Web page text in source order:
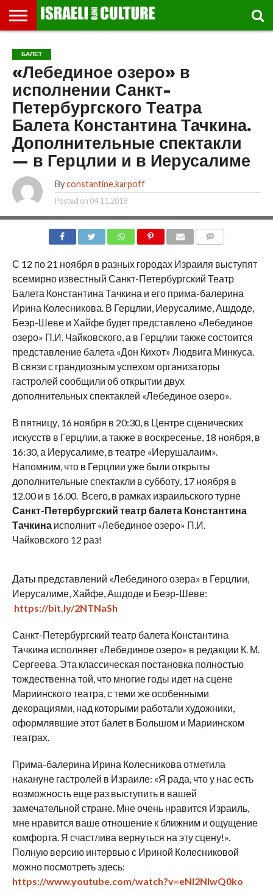
МУЗЕИ
СТРАНА
ФЕСТИВАЛЕЙ
ТЕАТР
КНИГИ.
ТЕКСТЫ
МУЗЫКА
РЕЛИГИЯ/
ИСТОРИЯ
ДВИЖЕНИЕ
ДЕТИ
ВЫХОДНОГО
ДНЯ
МАРШРУТЫ
ПРОГУЛЬЩИКА
ВИДЕО-
РЕЧИ
ВПЕЧАТЛЕНИЯ
ВСТРЕЧИ
И
ЛЕКЦИИ
ИНТЕРВЬЮ
КИНО
TEL
AVIV
GLOBAL
БАЛЕТ
«Лебединое озеро» в
исполнении Санкт-
Петербургского Театра
Балета Константина Тачкина.
Дополнительные спектакли
— в Герцлии и в Иерусалиме
By constantine.karpoff
Posted on 04.11.2018
С 12 по 21 ноября в разных городах Израиля выступят
всемирно известный Санкт-Петербургский Театр
Балета Константина Тачкина и его прима-балерина
Ирина Колесникова. В Герцлии, Иерусалиме, Ашдоде,
Беэр-Шеве и Хайфе будет представлено «Лебединое
озеро» П.И. Чайковского, а в Герцлии также состоится
представление балета «Дон Кихот» Людвига Минкуса.
В связи с грандиозным успехом организаторы
гастролей сообщили об открытии двух
дополнительных спектаклей «Лебединое озеро».
В пятницу, 16 ноября в 20:30, в Центре сценических
искусств в Герцлии, а также в воскресенье, 18 ноября, в
16:30, а Иерусалиме, в театре «Иерушалаим».
Напомним, что в Герцлии уже были открыты
дополнительные спектакли в субботу, 17 ноября в
12.00 и в 16.00. Всего, в рамках израильского турне
Санкт-Петербургский театр балета Константина
Тачкинаисполнит «Лебединое озеро» П.И.
Чайковского 12 раз!
Даты представлений «Лебединого озера» в Герцлии,
Иерусалиме, Хайфе, Ашдоде и Беэр-Шеве:
https://bit.ly/2NTNaSh
Санкт-Петербургский театр балета Константина
Тачкина исполняет «Лебединое озеро» в редакции К. М.
Сергеева. Эта классическая постановка полностью
тождественна той, что многие годы идет на сцене
Мариинского театра, с теми же особенными
декорациями, над которыми работали художники,
оформлявшие этот балет в Большом и Мариинском
театрах.
Прима-балерина Ирина Колесникова отметила
накануне гастролей в Израиле: «Я рада, что у нас есть
возможность еще раз выступить в вашей
замечательной стране. Мне очень нравится Израиль,
мне нравится ваше отношение к ближним и ощущение
комфорта. Я счастлива вернуться на эту сцену!».
Полную версию интервью с Ириной Колесниковой
можно посмотреть здесь:
https://www.youtube.com/watch?v=eNI2NIwQ0ko